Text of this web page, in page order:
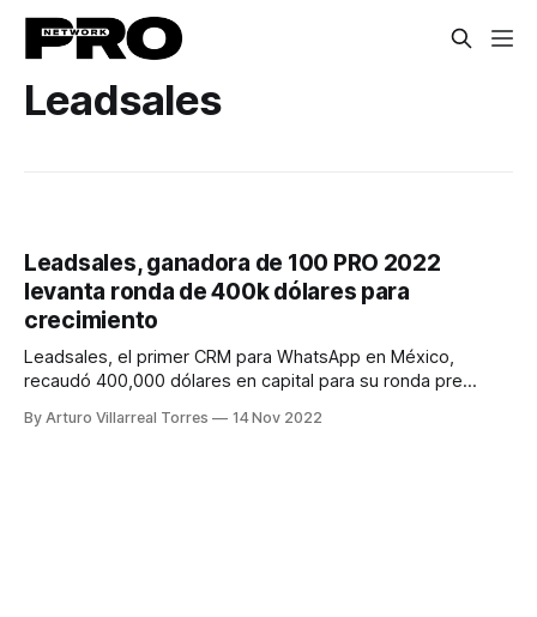
Leadsales
Leadsales, ganadora de 100 PRO 2022
levanta ronda de 400k dólares para
crecimiento
Leadsales, el primer CRM para WhatsApp en México,
recaudó 400,000 dólares en capital para su ronda pre
By Arturo Villarreal Torres 14 Nov 2022